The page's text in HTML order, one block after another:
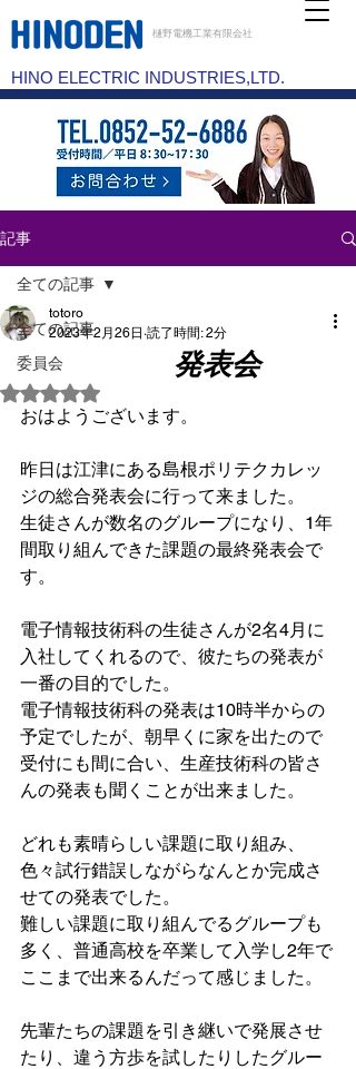
樋野電機工業有限会社
HINO ELECTRIC INDUSTRIES,LTD.
記事
全ての記事
委員会
全ての記事
発表会
totoro
2023年2月26日 読了時間: 2分
5つ星のうちNaNと評価されています。
おはようございます。
昨日は江津にある島根ポリテクカレッ
ジの総合発表会に行って来ました。
生徒さんが数名のグループになり、1年
間取り組んできた課題の最終発表会で
す。
電子情報技術科の生徒さんが2名4月に
入社してくれるので、彼たちの発表が
一番の目的でした。
電子情報技術科の発表は10時半からの
予定でしたが、朝早くに家を出たので
受付にも間に合い、生産技術科の皆さ
んの発表も聞くことが出来ました。
どれも素晴らしい課題に取り組み、
色々試行錯誤しながらなんとか完成さ
せての発表でした。
難しい課題に取り組んでるグループも
多く、普通高校を卒業して入学し2年で
ここまで出来るんだって感じました。
先輩たちの課題を引き継いで発展させ
たり、違う方歩を試したりしたグルー